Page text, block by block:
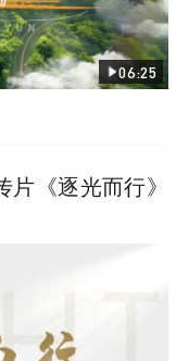
06:25
《逐光而行》